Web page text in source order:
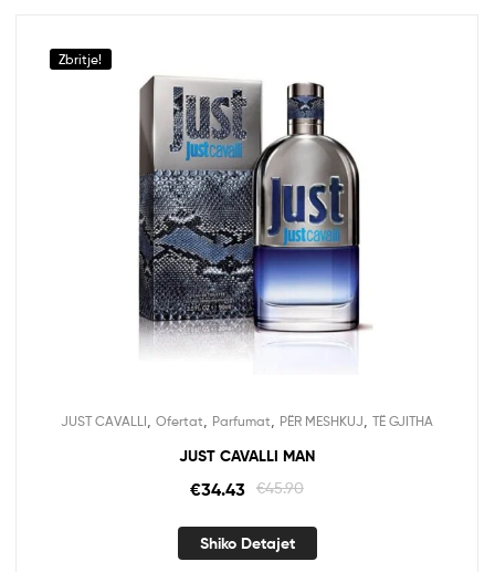
Zbritje!
JUST CAVALLI Ofertat Parfumat PËR MESHKUJ TË GJITHA
JUST CAVALLI MAN
€45.90
€34.43
Shiko Detajet